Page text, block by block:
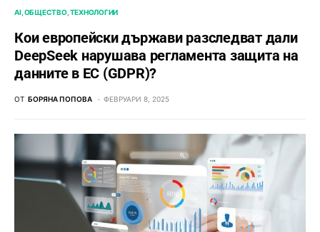
AI ОБЩЕСТВО ТЕХНОЛОГИИ
Кои европейски държави разследват дали
DeepSeek нарушава регламента защита на
данните в ЕС (GDPR)?
ОТ БОРЯНА ПОПОВА ФЕВРУАРИ 8, 2025